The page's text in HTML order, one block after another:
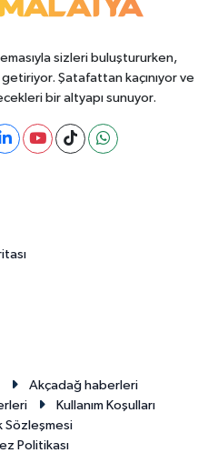
sizleri buluştururken,
Şatafattan kaçınıyor ve
bir altyapı sunuyor.
Akçadağ haberleri
Kullanım Koşulları
Sözleşmesi
Politikası